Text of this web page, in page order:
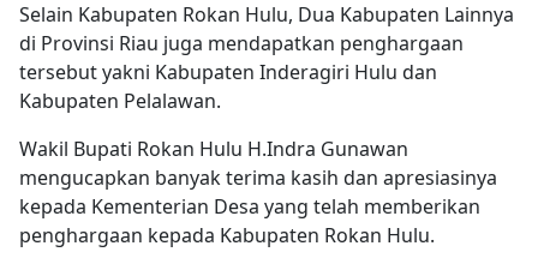
Selain Kabupaten Rokan Hulu, Dua Kabupaten Lainnya
di Provinsi Riau juga mendapatkan penghargaan
tersebut yakni Kabupaten Inderagiri Hulu dan
Kabupaten Pelalawan.
Wakil Bupati Rokan Hulu H.Indra Gunawan
mengucapkan banyak terima kasih dan apresiasinya
kepada Kementerian Desa yang telah memberikan
penghargaan kepada Kabupaten Rokan Hulu.